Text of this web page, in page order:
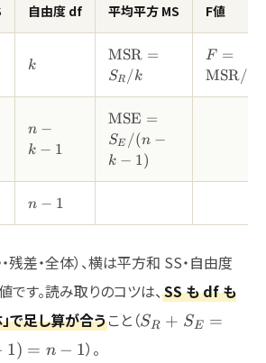
自由度 df 平均平方 MS F値
k
k
MSR =
SR /k
F =
MSR/
n-
k-
n −
k − 1
k-1)
MSE =
SE /(n −
k − 1)
n-
n − 1
残差・全体）、横は平方和 SS・自由度
です。読み取りのコツは、 SS も df も
で足し算が合うこと（S_R+S_E=S_T
SR + SE =
1) = n − 1）。